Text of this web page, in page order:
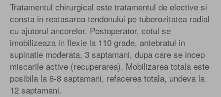
Tratamentul chirurgical este tratamentul de elective si
consta in reatasarea tendonului pe tuberozitatea radial
cu ajutorul ancorelor. Postoperator, cotul se
imobilizeaza in flexie la 110 grade, antebratul in
supinatie moderata, 3 saptamani, dupa care se incep
miscarile active (recuperarea). Mobilizarea totala este
posibila la 6-8 saptamani, refacerea totala, undeva la
12 saptamani.